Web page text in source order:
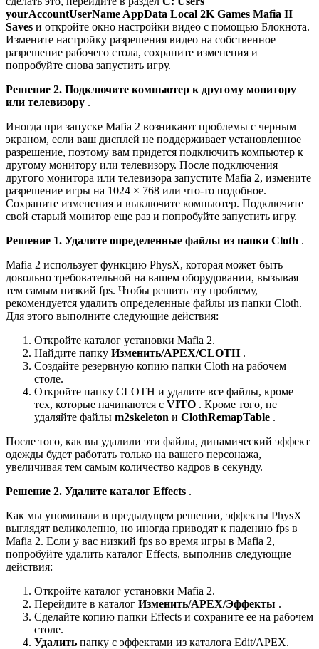
yourAccountUserName AppData Local 2K Games Mafia II
Saves и откройте окно настройки видео с помощью Блокнота.
Измените настройку разрешения видео на собственное
разрешение рабочего стола, сохраните изменения и
попробуйте снова запустить игру.
Решение 2. Подключите компьютер к другому монитору
или телевизору .
Иногда при запуске Mafia 2 возникают проблемы с черным
экраном, если ваш дисплей не поддерживает установленное
разрешение, поэтому вам придется подключить компьютер к
другому монитору или телевизору. После подключения
другого монитора или телевизора запустите Mafia 2, измените
разрешение игры на 1024 × 768 или что-то подобное.
Сохраните изменения и выключите компьютер. Подключите
свой старый монитор еще раз и попробуйте запустить игру.
Решение 1. Удалите определенные файлы из папки Cloth .
Mafia 2 использует функцию PhysX, которая может быть
довольно требовательной на вашем оборудовании, вызывая
тем самым низкий fps. Чтобы решить эту проблему,
рекомендуется удалить определенные файлы из папки Cloth.
Для этого выполните следующие действия:
Откройте каталог установки Mafia 2.
Найдите папку Изменить/APEX/CLOTH .
Создайте резервную копию папки Cloth на рабочем
столе.
Откройте папку CLOTH и удалите все файлы, кроме
тех, которые начинаются с VITO . Кроме того, не
удаляйте файлы m2skeleton и ClothRemapTable .
После того, как вы удалили эти файлы, динамический эффект
одежды будет работать только на вашего персонажа,
увеличивая тем самым количество кадров в секунду.
Решение 2. Удалите каталог Effects .
Как мы упоминали в предыдущем решении, эффекты PhysX
выглядят великолепно, но иногда приводят к падению fps в
Mafia 2. Если у вас низкий fps во время игры в Mafia 2,
попробуйте удалить каталог Effects, выполнив следующие
действия:
Откройте каталог установки Mafia 2.
Перейдите в каталог Изменить/APEX/Эффекты .
Сделайте копию папки Effects и сохраните ее на рабочем
столе.
Удалить папку с эффектами из каталога Edit/APEX.